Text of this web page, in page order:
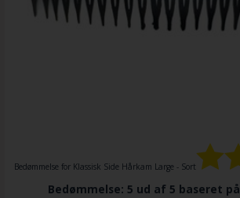
Bedømmelse for Klassisk Side Hårkam Large - Sort
Bedømmelse: 5 ud af 5 baseret på